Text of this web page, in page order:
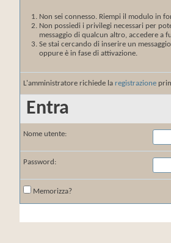
Non sei connesso. Riempi il modulo in
Non possiedi i privilegi necessari per
messaggio di qualcun altro, accedere a
Se stai cercando di inserire un
oppure è in fase di attivazione.
L'amministratore richiede la registrazione
Entra
Nome utente:
Password:
Memorizza?